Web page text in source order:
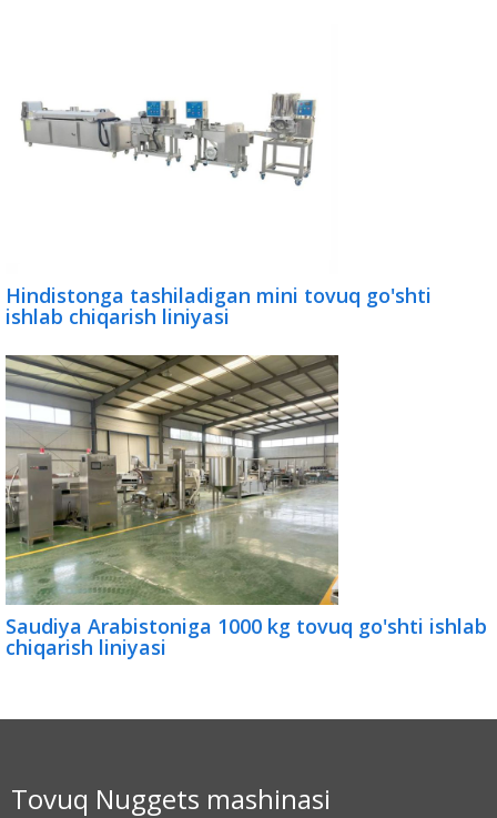
Hindistonga tashiladigan mini tovuq go'shti
ishlab chiqarish liniyasi
Saudiya Arabistoniga 1000 kg tovuq go'shti ishlab
chiqarish liniyasi
Tovuq Nuggets mashinasi